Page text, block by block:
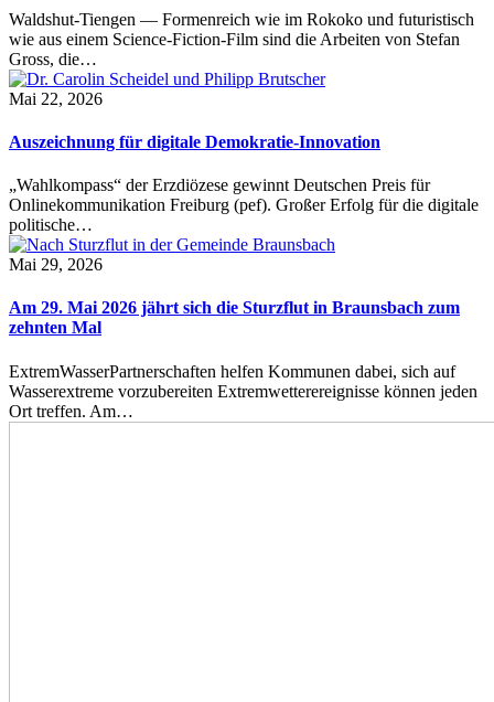
Waldshut-Tiengen — Formenreich wie im Rokoko und futuristisch
wie aus einem Science-Fiction-Film sind die Arbeiten von Stefan
Gross, die…
Mai 22, 2026
Auszeichnung für digitale Demokratie-Innovation
„Wahlkompass“ der Erzdiözese gewinnt Deutschen Preis für
Onlinekommunikation Freiburg (pef). Großer Erfolg für die digitale
politische…
Mai 29, 2026
Am 29. Mai 2026 jährt sich die Sturzflut in Braunsbach zum
zehnten Mal
ExtremWasserPartnerschaften helfen Kommunen dabei, sich auf
Wasserextreme vorzubereiten Extremwetterereignisse können jeden
Ort treffen. Am…